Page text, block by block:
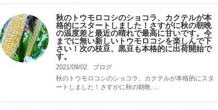
秋のトウモロコシのショコラ、カクテルが本
格的にスタートしました！さすがに秋の朝晩
の温度差と最近の晴れで最高に甘いです。今
までに無い新しいトウモロコシを楽しんで下
さい！次の枝豆、黒豆も本格的に出荷開始で
す。
2021/09/02
ブログ
秋のトウモロコシのショコラ、カクテルが本格的にスタ
ートしました！さすがに秋の朝晩 ...